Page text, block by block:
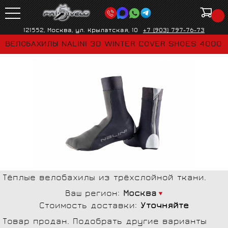
121552, Москва, ул. Крылатская, 10 +7 (903) 797-76-73
ВЕЛОБАХИЛЫ NALINI 3D WINTER COVER SHOES 4000
Тёплые велобахилы из трёхслойной ткани.
Ваш регион: Москва
Стоимость доставки: Уточняйте
Товар продан. Подобрать другие варианты